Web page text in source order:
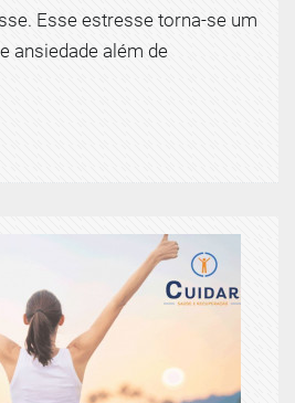
Esse estresse torna-se um
ansiedade além de